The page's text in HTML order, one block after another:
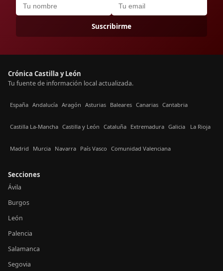
Suscribirme
Crónica Castilla y León
Tu fuente de información local actualizada.
España Andalucía Aragón Asturias Baleares Canarias Cantabria
Castilla La-Mancha Castilla y León Cataluña Extremadura Galicia La Rioja
Madrid Murcia Navarra País Vasco Comunidad Valenciana
Secciones
Ávila
Burgos
León
Palencia
Salamanca
Segovia